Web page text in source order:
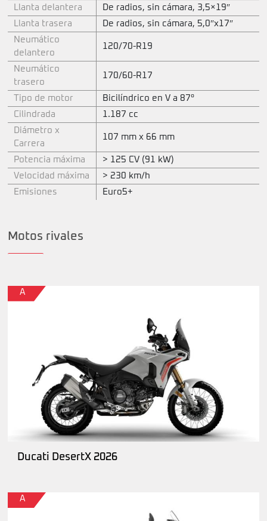
Llanta delantera
De radios, sin cámara, 3,5×19″
Llanta trasera
De radios, sin cámara, 5,0″x17″
Neumático
delantero
120/70-R19
Neumático
trasero
170/60-R17
Tipo de motor
Bicilíndrico en V a 87°
Cilindrada
1.187 cc
Diámetro x
Carrera
107 mm x 66 mm
Potencia máxima
> 125 CV (91 kW)
Velocidad máxima
> 230 km/h
Emisiones
Euro5+
Motos rivales
A
Ducati DesertX 2026
A